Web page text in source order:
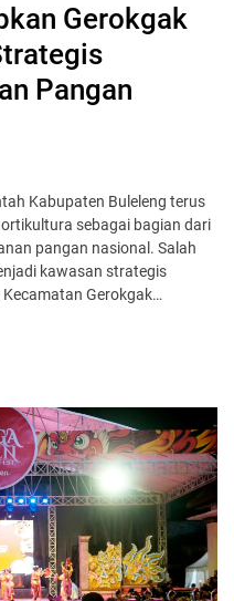
Gerokgak
Pangan
Kabupaten Buleleng terus
sebagai bagian dari
pangan nasional. Salah
kawasan strategis
Gerokgak…